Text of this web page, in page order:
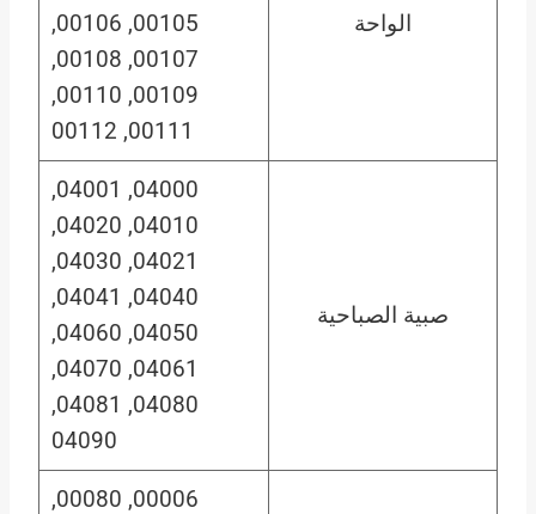
الواحة
00105, 00106,
00107, 00108,
00109, 00110,
00111, 00112
صبية الصباحية
04000, 04001,
04010, 04020,
04021, 04030,
04040, 04041,
04050, 04060,
04061, 04070,
04080, 04081,
04090
00006, 00080,